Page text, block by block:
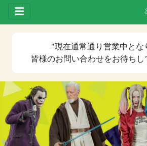
Toggle drawer
"現在通常通り営業中 とな
皆様のお問い合わせをお待ち